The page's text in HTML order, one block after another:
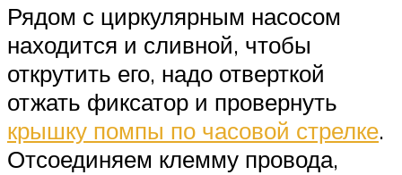
Рядом с циркулярным насосом
находится и сливной, чтобы
открутить его, надо отверткой
отжать фиксатор и провернуть
крышку помпы по часовой стрелке.
Отсоединяем клемму провода,